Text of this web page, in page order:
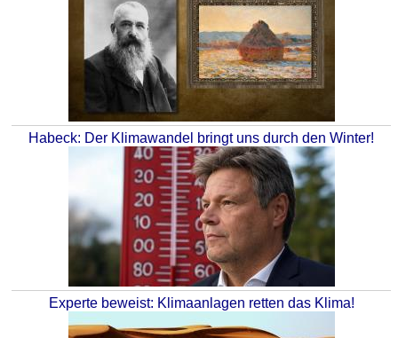
Habeck: Der Klimawandel bringt uns durch den Winter!
Experte beweist: Klimaanlagen retten das Klima!